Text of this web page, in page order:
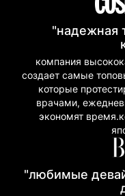
"надежная
компания
создает самые
которые
врачами,
экономят
"любимые